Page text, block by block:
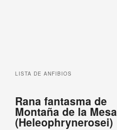
LISTA DE ANFIBIOS
Rana fantasma de
Montaña de la Mesa
(Heleophrynerosei)